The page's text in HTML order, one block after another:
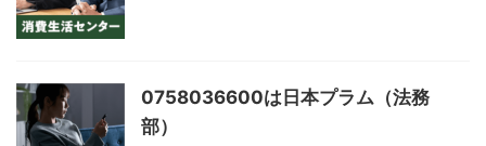
0758036600は日本プラム（法務
部）